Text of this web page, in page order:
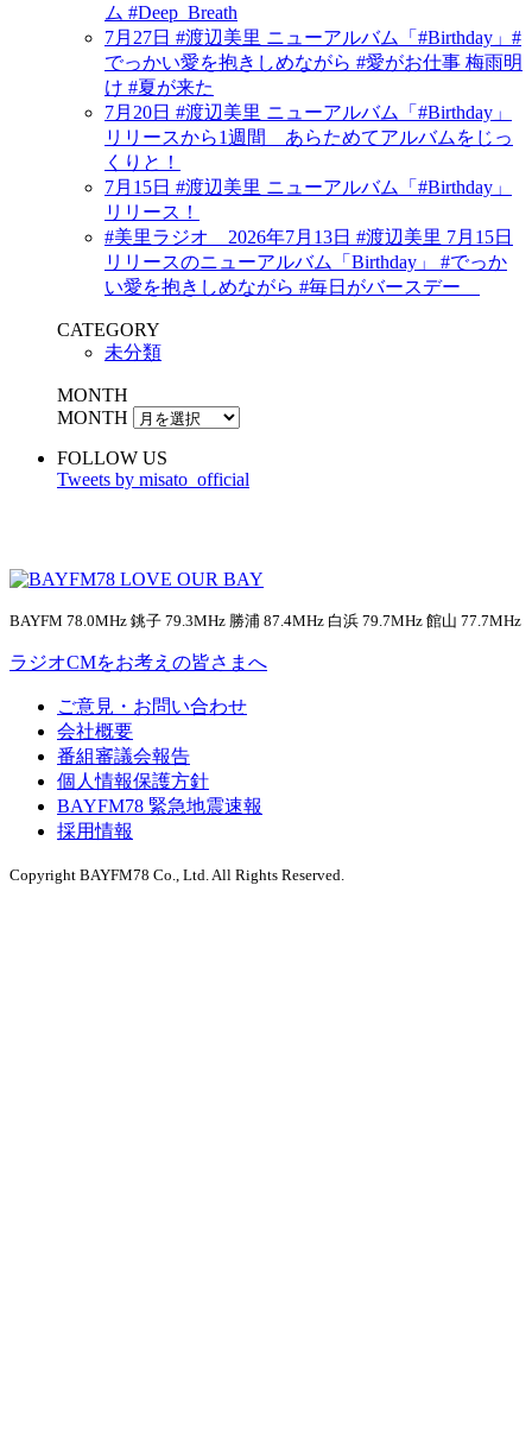
ム #Deep_Breath
7月27日 #渡辺美里 ニューアルバム「#Birthday」#
でっかい愛を抱きしめながら #愛がお仕事 梅雨明
け #夏が来た
7月20日 #渡辺美里 ニューアルバム「#Birthday」
リリースから1週間 あらためてアルバムをじっ
くりと！
7月15日 #渡辺美里 ニューアルバム「#Birthday」
リリース！
#美里ラジオ 2026年7月13日 #渡辺美里 7月15日
リリースのニューアルバム「Birthday」 #でっか
い愛を抱きしめながら #毎日がバースデー
CATEGORY
未分類
MONTH
MONTH
FOLLOW US
Tweets by misato_official
BAYFM 78.0MHz 銚子 79.3MHz 勝浦 87.4MHz 白浜 79.7MHz 館山 77.7MHz
ラジオCMをお考えの皆さまへ
ご意見・お問い合わせ
会社概要
番組審議会報告
個人情報保護方針
BAYFM78 緊急地震速報
採用情報
Copyright BAYFM78 Co., Ltd. All Rights Reserved.